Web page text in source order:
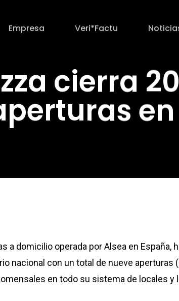
Empresa Veri*Factu
cierra
en
a domicilio operada por Alsea en España,
nacional con un total de nueve aperturas
en todo su sistema de locales y